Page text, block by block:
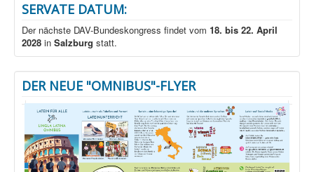
SERVATE DATUM:
Der nächste DAV-Bundeskongress findet vom 18. bis 22. April
2028 in Salzburg statt.
DER NEUE "OMNIBUS"-FLYER